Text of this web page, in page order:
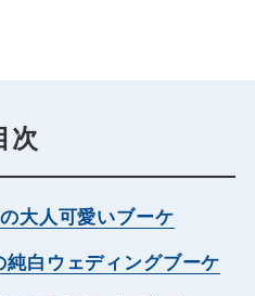
次
大人可愛いブーケ
白ウェディングブーケ